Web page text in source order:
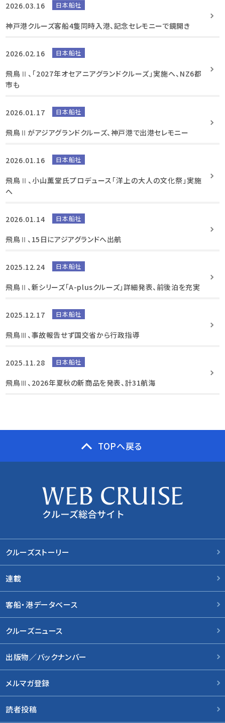
2026.03.16 日本船社
神戸港クルーズ客船4隻同時入港、記念セレモニーで鏡開き
2026.02.16 日本船社
飛鳥Ⅱ、「2027年オセアニアグランドクルーズ」実施へ、NZ6都
市も
2026.01.17 日本船社
飛鳥Ⅱがアジアグランドクルーズ、神戸港で出港セレモニー
2026.01.16 日本船社
飛鳥Ⅱ、小山薫堂氏プロデュース「洋上の大人の文化祭」実施
へ
2026.01.14 日本船社
飛鳥Ⅱ、15日にアジアグランドへ出航
2025.12.24 日本船社
飛鳥Ⅱ、新シリーズ「A-plusクルーズ」詳細発表、前後泊を充実
2025.12.17 日本船社
飛鳥Ⅲ、事故報告せず国交省から行政指導
2025.11.28 日本船社
飛鳥Ⅲ、2026年夏秋の新商品を発表、計31航海
TOPへ戻る
クルーズストーリー
連載
客船・港データベース
クルーズニュース
出版物／バックナンバー
メルマガ登録
読者投稿